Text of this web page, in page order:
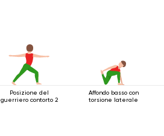
Posizione del
guerriero contorto 2
Affondo basso con
torsione laterale